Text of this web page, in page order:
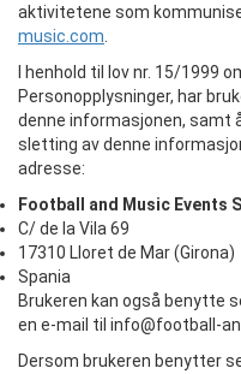
aktivitetene som
music.com
I henhold til lov nr. 15/1999
Personopplysninger, har
denne informasjonen, samt
sletting av denne
adresse:
Football and Music Events
C/ de la Vila 69
17310 Lloret de Mar (Girona)
Spania
Brukeren kan også benytte
en e-mail til info@football-
Dersom brukeren benytter